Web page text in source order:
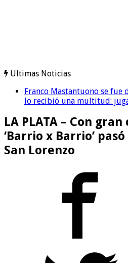
Ultimas Noticias
Franco Mastantuono se fue
lo recibió una multitud:
LA PLATA – Con
‘Barrio x Barrio’
San Lorenzo